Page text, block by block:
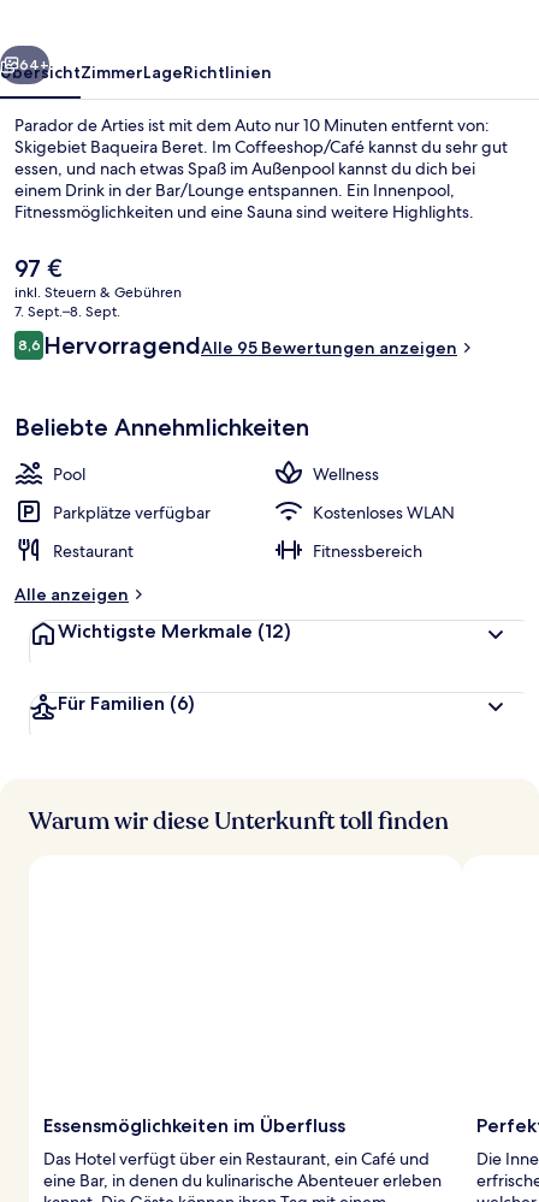
Weiter
64+
ÜbersichtZimmerLageRichtlinien
Parador de Arties ist mit dem Auto nur 10 Minuten entfernt von:
Skigebiet Baqueira Beret. Im Coffeeshop/Café kannst du sehr gut
essen, und nach etwas Spaß im Außenpool kannst du dich bei
einem Drink in der Bar/Lounge entspannen. Ein Innenpool,
Fitnessmöglichkeiten und eine Sauna sind weitere Highlights.
Der
aktuelle
Preis
beträgt
97 €.
97 €
inkl. Steuern & Gebühren
7. Sept.–8. Sept.
Bewertungen
8,68,6 von 10.
HervorragendAlle 95 Bewertungen anzeigen
Beliebte Annehmlichkeiten
Pool
Wellness
Parkplätze verfügbar
Kostenloses WLAN
Restaurant
Fitnessbereich
Alle anzeigen
Wichtigste Merkmale (12)
Für Familien (6)
Warum wir diese Unterkunft toll finden
Essensmöglichkeiten im Überfluss
Das Hotel verfügt über ein Restaurant, ein Café und
eine Bar, in denen du kulinarische Abenteuer erleben
Die